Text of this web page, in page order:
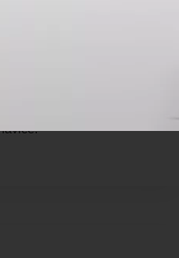
vrstvy lyžiarskeho